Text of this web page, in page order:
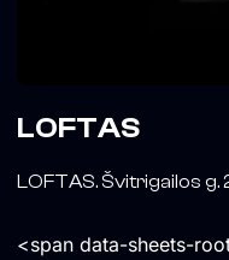
LOFTAS
LOFTAS. Švitrigailos g.
<span data-sheets-